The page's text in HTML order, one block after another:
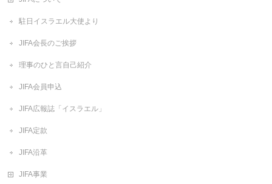
駐日イスラエル大使より
JIFA会長のご挨拶
理事のひと言自己紹介
JIFA会員申込
JIFA広報誌「イスラエル」
JIFA定款
JIFA沿革
JIFA事業